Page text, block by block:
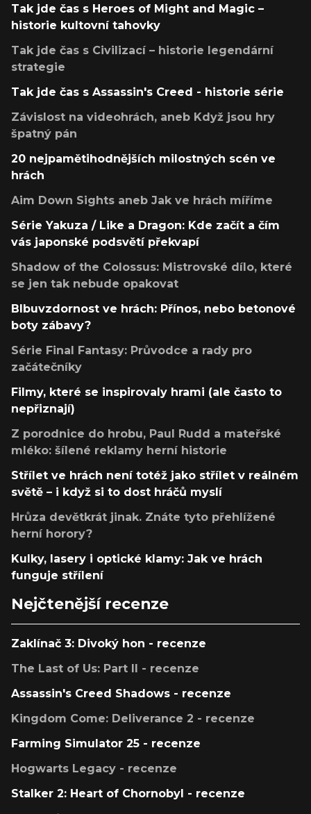
Tak jde čas s Heroes of Might and Magic –
historie kultovní tahovky
Tak jde čas s Civilizací – historie legendární
strategie
Tak jde čas s Assassin's Creed - historie série
Závislost na videohrách, aneb Když jsou hry
špatný pán
20 nejpamětihodnějších milostných scén ve
hrách
Aim Down Sights aneb Jak ve hrách míříme
Série Yakuza / Like a Dragon: Kde začít a čím
vás japonské podsvětí překvapí
Shadow of the Colossus: Mistrovské dílo, které
se jen tak nebude opakovat
Blbuvzdornost ve hrách: Přínos, nebo betonové
boty zábavy?
Série Final Fantasy: Průvodce a rady pro
začátečníky
Filmy, které se inspirovaly hrami (ale často to
nepřiznají)
Z porodnice do hrobu, Paul Rudd a mateřské
mléko: šílené reklamy herní historie
Střílet ve hrách není totéž jako střílet v reálném
světě – i když si to dost hráčů myslí
Hrůza devětkrát jinak. Znáte tyto přehlížené
herní horory?
Kulky, lasery i optické klamy: Jak ve hrách
funguje střílení
Nejčtenější recenze
Zaklínač 3: Divoký hon - recenze
The Last of Us: Part II - recenze
Assassin's Creed Shadows - recenze
Kingdom Come: Deliverance 2 - recenze
Farming Simulator 25 - recenze
Hogwarts Legacy - recenze
Stalker 2: Heart of Chornobyl - recenze